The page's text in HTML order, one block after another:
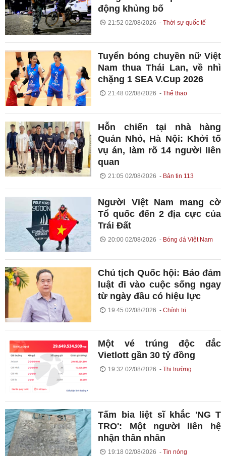
động khủng bố
21:52 02/08/2026 Thời sự quốc tế
Tuyển bóng chuyền nữ Việt
Nam thua Thái Lan, về nhì
chặng 1 SEA V.Cup 2026
21:48 02/08/2026 Thể thao
Hỗn chiến tại nhà hàng
Quán Nhỏ, Hà Nội: Khởi tố
vụ án, làm rõ 14 người liên
quan
21:05 02/08/2026 Bản tin 113
Người Việt Nam mang cờ
Tổ quốc đến 2 địa cực của
Trái Đất
20:00 02/08/2026 Bóng đá Việt Nam
Chủ tịch Quốc hội: Bảo đảm
luật đi vào cuộc sống ngay
từ ngày đầu có hiệu lực
19:45 02/08/2026 Chính trị
Một vé trúng độc đắc
Vietlott gần 30 tỷ đồng
19:32 02/08/2026 Thị trường
Tấm bia liệt sĩ khắc 'NG T
TRO': Một người liên hệ
nhận thân nhân
19:18 02/08/2026 Tin nóng